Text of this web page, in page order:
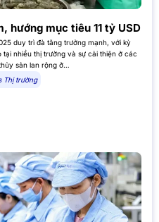
hướng mục tiêu 11 tỷ USD
duy trì đà tăng trưởng mạnh, với kỳ
tại nhiều thị trường và sự cải thiện ở các
sản lan rộng ở…
Thị trường